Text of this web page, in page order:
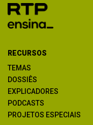
RECURSOS
TEMAS
DOSSIÊS
EXPLICADORES
PODCASTS
PROJETOS ESPECIAIS